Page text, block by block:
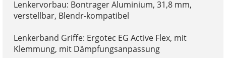
Lenkervorbau: Bontrager Aluminium, 31,8 mm,
verstellbar, Blendr-kompatibel
Lenkerband Griffe: Ergotec EG Active Flex, mit
Klemmung, mit Dämpfungsanpassung